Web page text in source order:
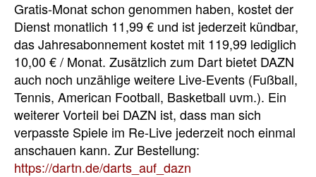
Gratis-Monat schon genommen haben, kostet der
Dienst monatlich 11,99 € und ist jederzeit kündbar,
das Jahresabonnement kostet mit 119,99 lediglich
10,00 € / Monat. Zusätzlich zum Dart bietet DAZN
auch noch unzählige weitere Live-Events (Fußball,
Tennis, American Football, Basketball uvm.). Ein
weiterer Vorteil bei DAZN ist, dass man sich
verpasste Spiele im Re-Live jederzeit noch einmal
anschauen kann. Zur Bestellung:
https://dartn.de/darts_auf_dazn